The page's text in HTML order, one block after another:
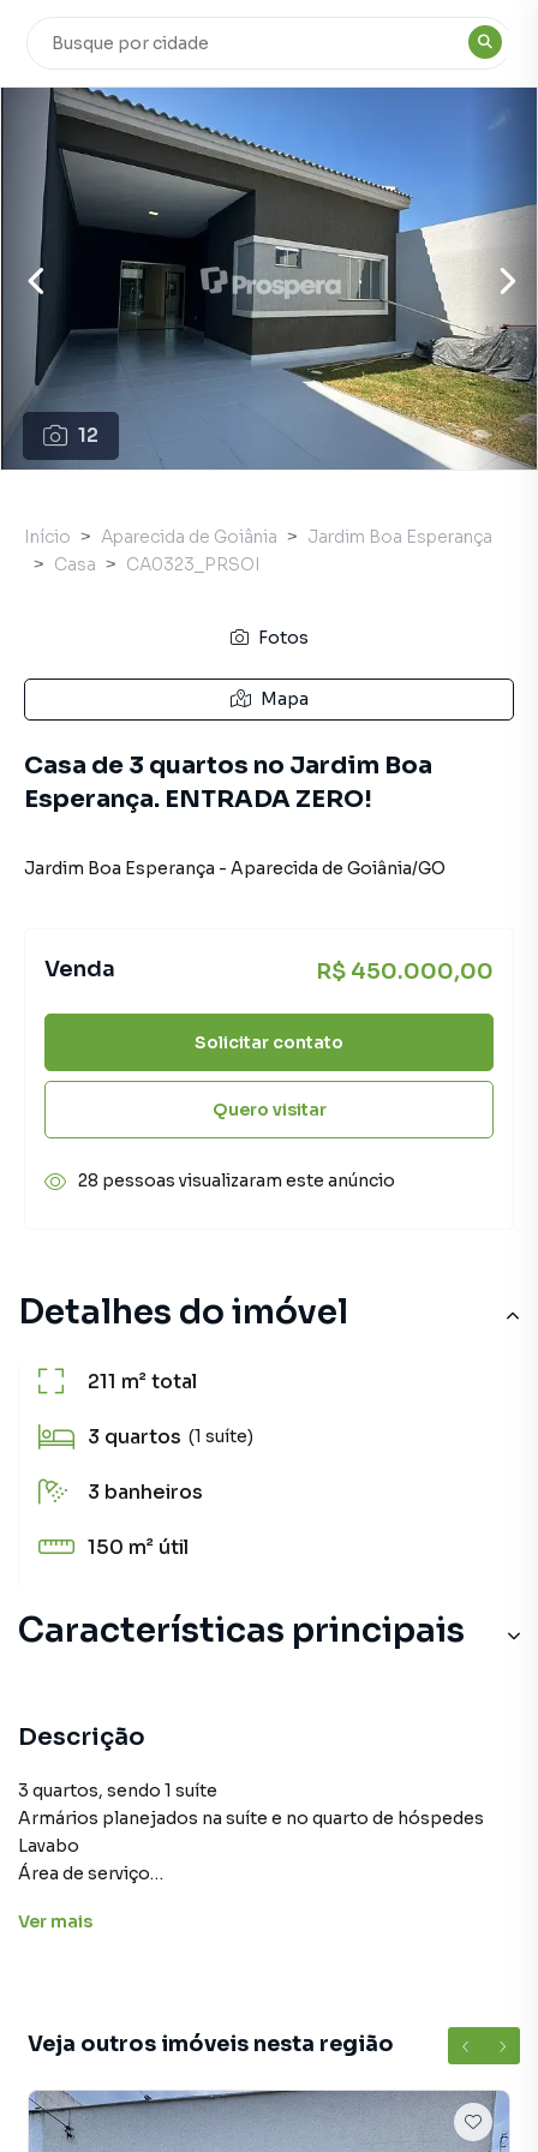
12
Detalhes do imóvel
211 m²total
3 quartos (1 suíte)
3 banheiros
150 m² útil
Características principais
Descrição
3 quartos, sendo 1 suíte
Armários planejados na suíte e no quarto de hóspedes
Lavabo
⁠Área de serviço
Próximo ao Fórum e ao Hospital
Montamos seu processo de Financiamento
(62) 98155-6772
Ver mais
Veja outros imóveis nesta região
Início Aparecida de Goiânia
Jardim Boa Esperança
Casa
CA0323_PRSOI
Fotos
Mapa
Casa de 3 quartos no Jardim Boa
Esperança. ENTRADA ZERO!
Jardim Boa Esperança - Aparecida de Goiânia/GO
Venda R$ 450.000,00
Solicitar contato
Quero visitar
28 pessoas visualizaram este anúncio